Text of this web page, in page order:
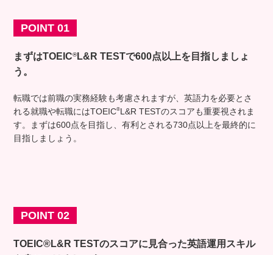
POINT 01
まずはTOEIC®L&R TESTで600点以上を目指しましょ
う。
転職では前職の実務経験も考慮されますが、英語力を必要とさ
れる就職や転職にはTOEIC®L&R TESTのスコアも重要視されま
す。まずは600点を目指し、有利とされる730点以上を最終的に
目指しましょう。
POINT 02
TOEIC®L&R TESTのスコアに見合った英語運用スキル